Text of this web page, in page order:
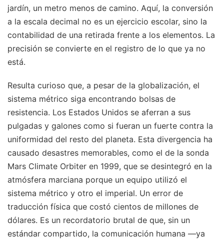
jardín, un metro menos de camino. Aquí, la conversión
a la escala decimal no es un ejercicio escolar, sino la
contabilidad de una retirada frente a los elementos. La
precisión se convierte en el registro de lo que ya no
está.
Resulta curioso que, a pesar de la globalización, el
sistema métrico siga encontrando bolsas de
resistencia. Los Estados Unidos se aferran a sus
pulgadas y galones como si fueran un fuerte contra la
uniformidad del resto del planeta. Esta divergencia ha
causado desastres memorables, como el de la sonda
Mars Climate Orbiter en 1999, que se desintegró en la
atmósfera marciana porque un equipo utilizó el
sistema métrico y otro el imperial. Un error de
traducción física que costó cientos de millones de
dólares. Es un recordatorio brutal de que, sin un
estándar compartido, la comunicación humana —ya